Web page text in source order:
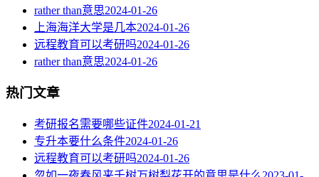
rather than意思2024-01-26
上海海洋大学是几本2024-01-26
远程教育可以考研吗2024-01-26
rather than意思2024-01-26
热门文章
考研报名需要哪些证件2024-01-21
专升本要什么条件2024-01-26
远程教育可以考研吗2024-01-26